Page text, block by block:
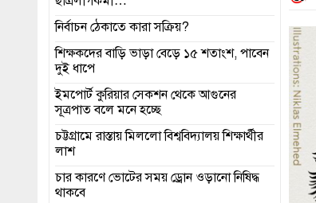
নির্বাচন ঠেকাতে কারা সক্রিয়?
শিক্ষকদের বাড়ি ভাড়া বেড়ে ১৫ শতাংশ, পাবেন
দুই ধাপে
ইমপোর্ট কুরিয়ার সেকশন থেকে আগুনের
সূত্রপাত বলে মনে হচ্ছে
চট্টগ্রামে রাস্তায় মিললো বিশ্ববিদ্যালয় শিক্ষার্থীর
লাশ
চার কারণে ভোটের সময় ড্রোন ওড়ানো নিষিদ্ধ
থাকবে